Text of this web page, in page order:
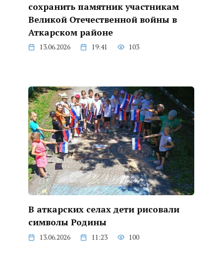
сохранить памятник участникам
Великой Отечественной войны в
Аткарском районе
13.06.2026 19:41 103
В аткарских селах дети рисовали
символы Родины
13.06.2026 11:23 100